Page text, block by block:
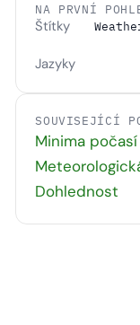
NA PRVNÍ
Štítky
Jazyky
SOUVISEJÍCÍ
Minima počasí
Dohlednost